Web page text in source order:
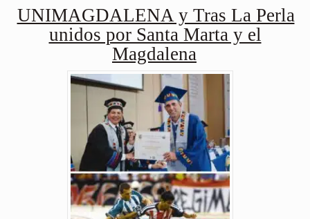
UNIMAGDALENA y Tras La Perla
unidos por Santa Marta y el
Magdalena